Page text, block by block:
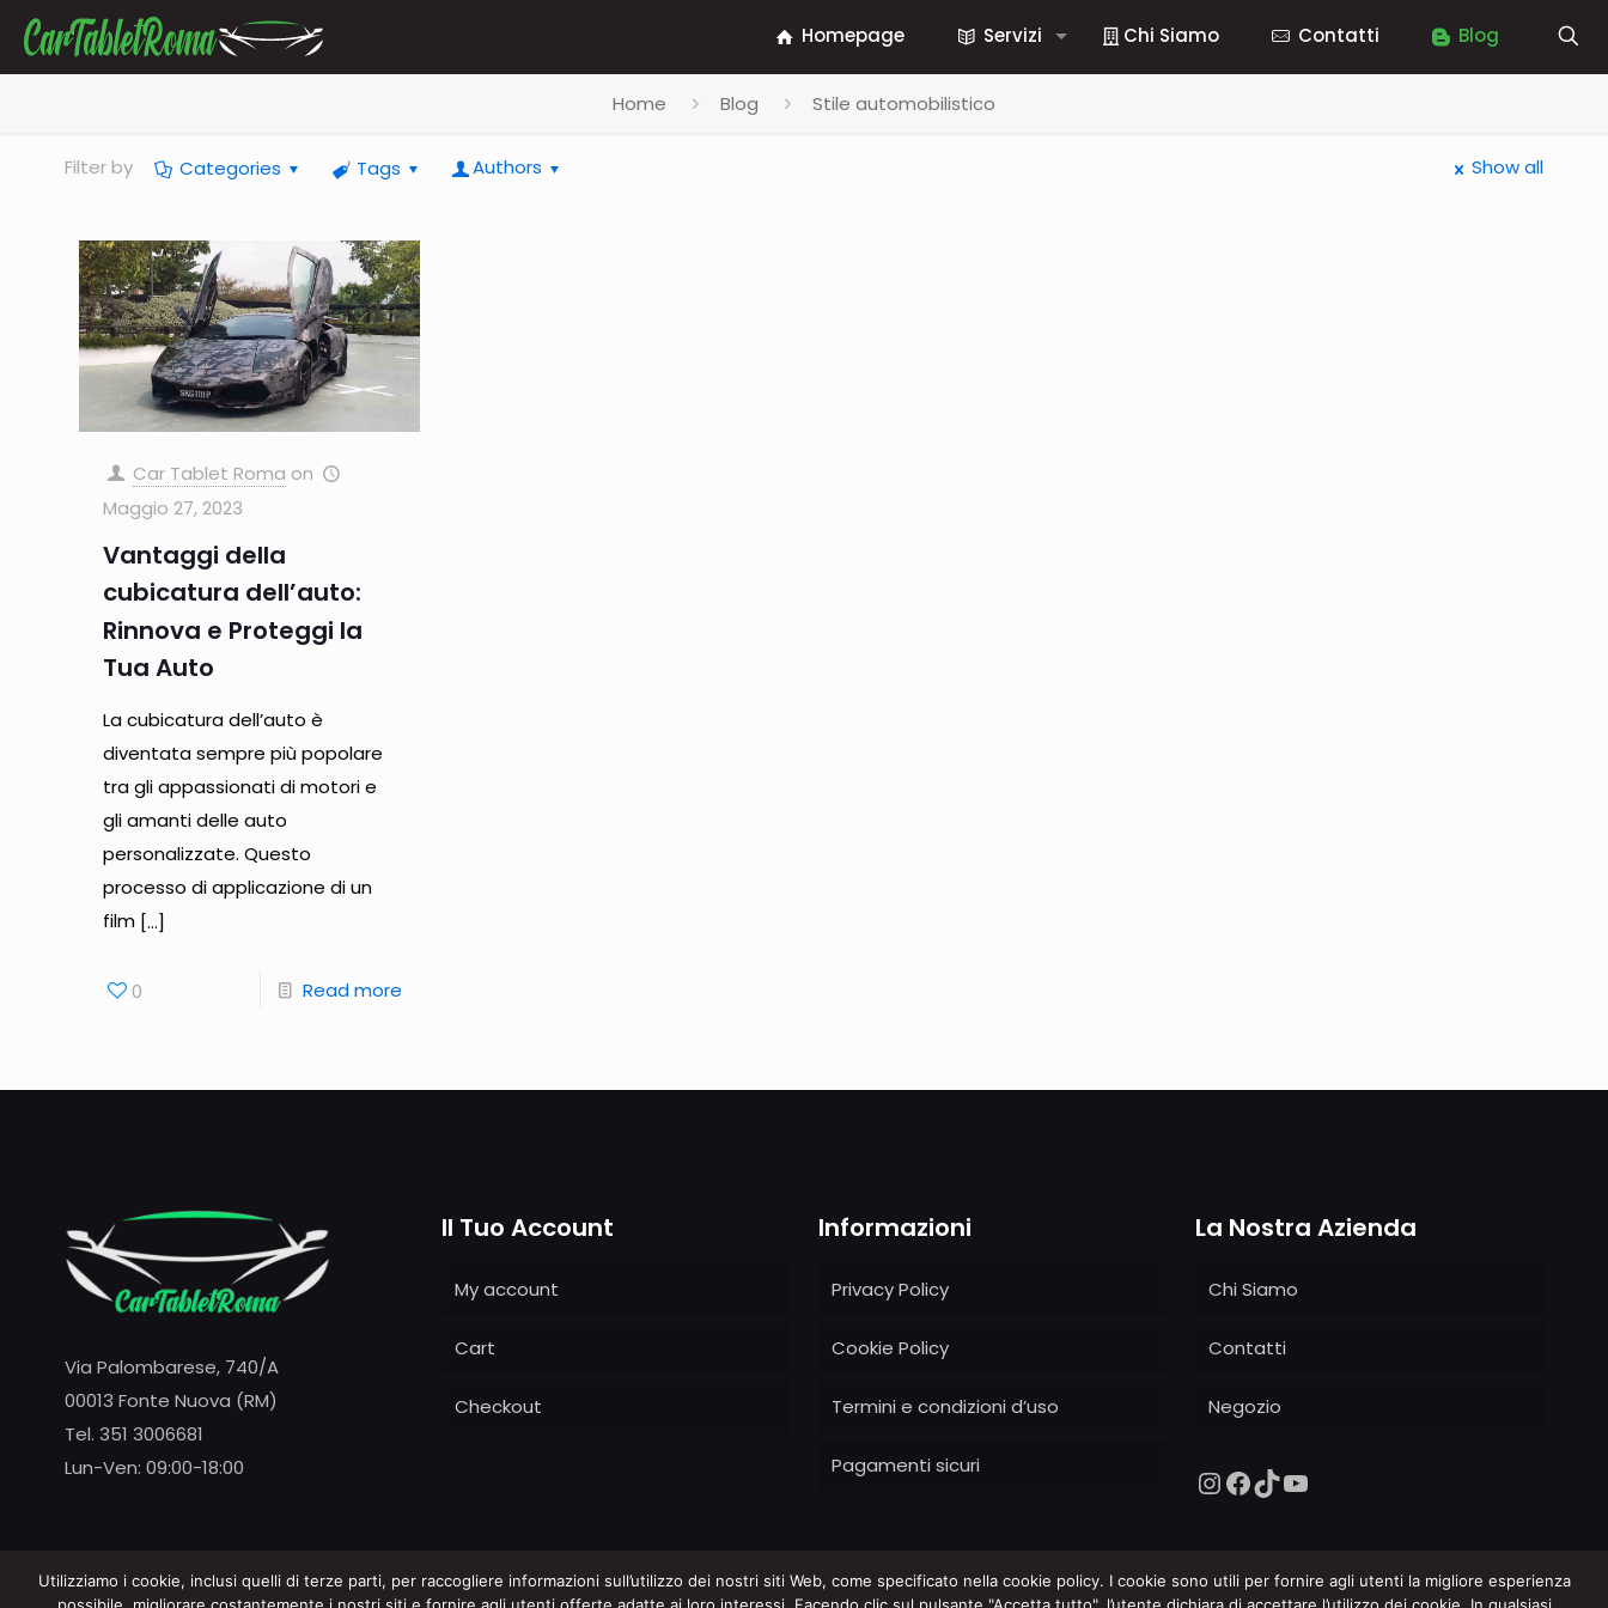
Homepage Servizi Chi Siamo Contatti Blog
Home Blog Stile automobilistico
Filter by Categories Tags Authors Show all
Car Tablet Roma on
Maggio 27, 2023
Vantaggi della
cubicatura dell’auto:
Rinnova e Proteggi la
Tua Auto
La cubicatura dell’auto è
diventata sempre più popolare
tra gli appassionati di motori e
gli amanti delle auto
personalizzate. Questo
processo di applicazione di un
film […]
0 Read more
Via Palombarese, 740/A
00013 Fonte Nuova (RM)
Tel. 351 3006681
Lun-Ven: 09:00-18:00
Il Tuo Account
My account
Cart
Checkout
Informazioni
Privacy Policy
Cookie Policy
Termini e condizioni d’uso
Pagamenti sicuri
La Nostra Azienda
Chi Siamo
Contatti
Negozio
Utilizziamo i cookie, inclusi quelli di terze parti, per raccogliere informazioni sull’utilizzo dei nostri siti Web, come specificato nella cookie policy. I cookie sono utili per fornire agli utenti la migliore esperienza